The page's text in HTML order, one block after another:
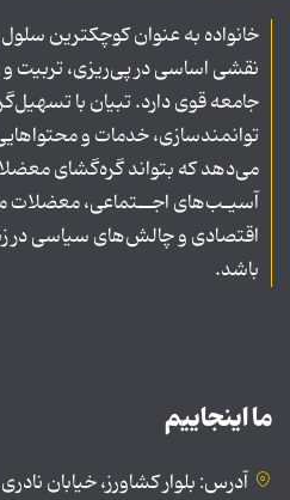
خانواده به عنوان کوچکترین
نقشی اساسی در پی‌ریزی، تربیت
جامعه قوی دارد. تبیان با
توانمندسازی، خدمات و محتواهایی
می‌دهد که بتواند گره‌گشای
آسیـب‌های اجــتماعی،
اقتصادی و چالش‌های سیاسی در
باشد.
ما اینجاییم
آدرس: بلوار کشاورز، خیابان